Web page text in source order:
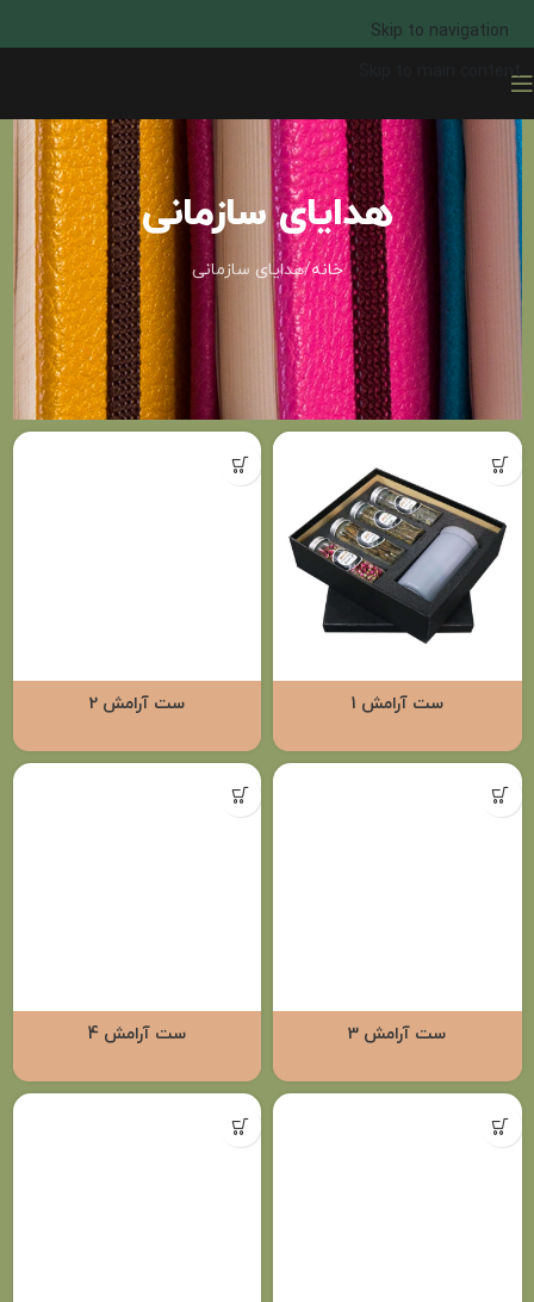
Skip to navigation
Skip to main content
هدایای سازمانی
خانه هدایای سازمانی
ست آرامش 1 ست آرامش 2
ست آرامش 3 ست آرامش 4